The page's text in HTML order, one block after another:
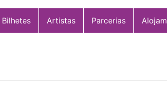
Bilhetes Artistas Parcerias